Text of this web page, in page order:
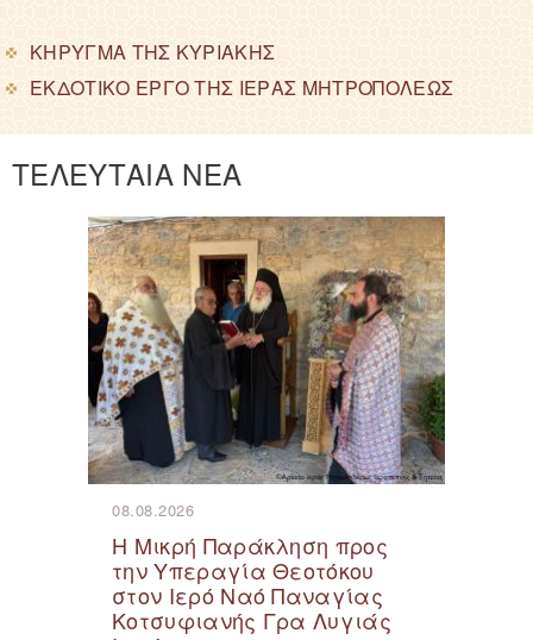
ΚΗΡΥΓΜΑ ΤΗΣ ΚΥΡΙΑΚΗΣ
ΕΚΔΟΤΙΚΟ ΕΡΓΟ ΤΗΣ ΙΕΡΑΣ ΜΗΤΡΟΠΟΛΕΩΣ
ΤΕΛΕΥΤΑΙΑ ΝΕΑ
08.08.2026
Η Μικρή Παράκληση προς
την Υπεραγία Θεοτόκου
στον Ιερό Ναό Παναγίας
Κοτσυφιανής Γρα Λυγιάς